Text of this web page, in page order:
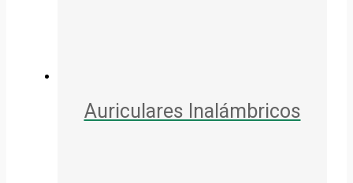
Auriculares Inalámbricos